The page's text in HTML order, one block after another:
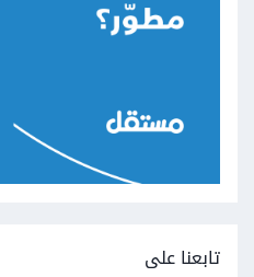
تابعنا على